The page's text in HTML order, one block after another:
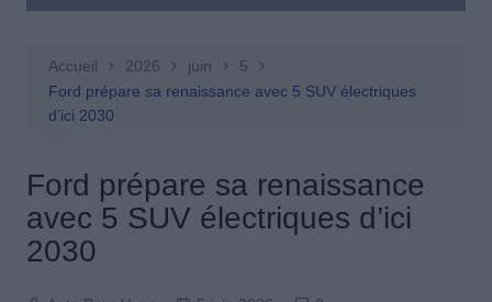
Accueil 2026 juin
5
Ford prépare sa renaissance avec 5 SUV électriques
d’ici 2030
Ford prépare sa renaissance
avec 5 SUV électriques d’ici
2030